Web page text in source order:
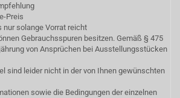
Preis
solange Vorrat reicht
Gebrauchsspuren besitzen. Gemäß § 475
von Ansprüchen bei Ausstellungsstücken
sind leider nicht in der von Ihnen gewünschten
sowie die Bedingungen der einzelnen